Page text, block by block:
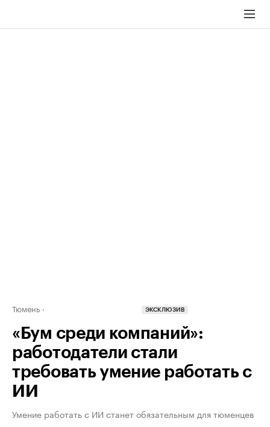
Тюмень ЭКСКЛЮЗИВ
«Бум среди компаний»:
работодатели стали
требовать умение работать с
ИИ
Умение работать с ИИ станет обязательным для тюменцев